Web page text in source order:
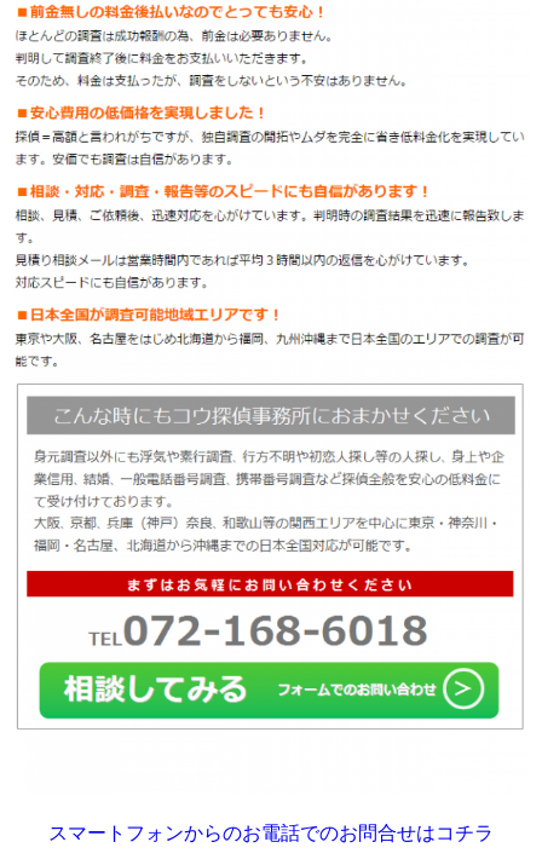
スマートフォンからのお電話でのお問合せはコチラ